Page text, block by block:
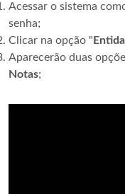
Acessar o sistema
senha;
Clicar na opção "
Aparecerão duas
Notas;